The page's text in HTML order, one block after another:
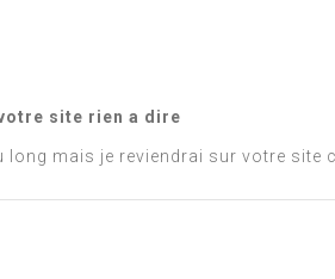
site rien a dire
long mais je reviendrai sur votre